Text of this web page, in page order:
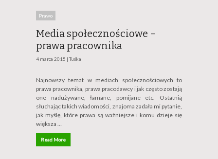
Prawo
Media społecznościowe –
prawa pracownika
4 marca 2015 |Tuśka
Najnowszy temat w mediach społecznościowych to
prawa pracownika, prawa pracodawcy i jak często zostają
one nadużywane, łamane, pomijane etc. Ostatnią
słuchając takich wiadomości, znajoma zadała mi pytanie,
jak myślę, które prawa są ważniejsze i komu dzieje się
większa …
Read More